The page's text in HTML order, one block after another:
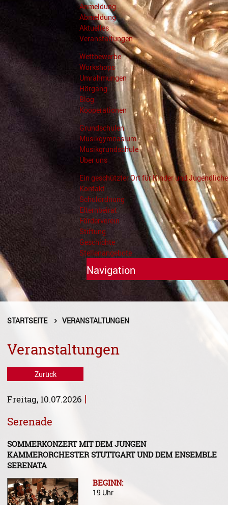
Anmeldung
Abmeldung
Aktuelles
Veranstaltungen
Wettbewerbe
Workshops
Umrahmungen
Hörgang
Blog
Kooperationen
Grundschulen
Musikgymnasium
Musikgrundschule
Über uns
Ein geschützter Ort für Kinder und Jugendliche
Kontakt
Schulordnung
Elternbeirat
Förderverein
Stiftung
Geschichte
Stellenangebote
Navigation
Unterricht
Fächer A - Z
Gesang
Komposition
STARTSEITE VERANSTALTUNGEN
Veranstaltungen
Zurück
Freitag, 10.07.2026 |
Serenade
SOMMERKONZERT MIT DEM JUNGEN
KAMMERORCHESTER STUTTGART UND DEM ENSEMBLE
SERENATA
BEGINN:
19 Uhr